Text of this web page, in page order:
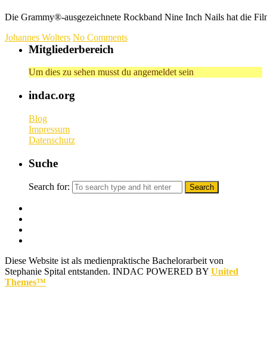
Die Grammy®-ausgezeichnete Rockband Nine Inch Nails hat die
Johannes Wolters No Comments
Mitgliederbereich
Um dies zu sehen musst du angemeldet sein
indac.org
Blog
Impressum
Datenschutz
Suche
Search for:
Diese Website ist als medienpraktische Bachelorarbeit von
Stephanie Spital entstanden. INDAC POWERED BY United
Themes™